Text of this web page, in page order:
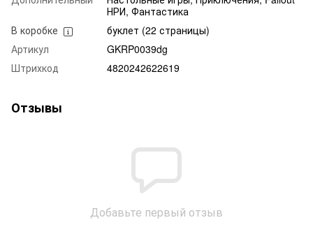
НРИ, Фантастика
В коробке
буклет (22 страницы)
Артикул
GKRP0039dg
Штрихкод
4820242622619
Отзывы
Добавьте первый отзыв